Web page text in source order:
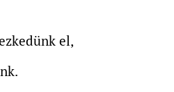
el,